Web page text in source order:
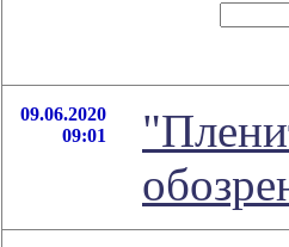
09.06.2020
09:01